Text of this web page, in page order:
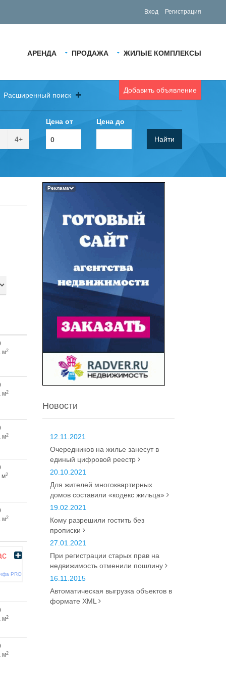
Вход Регистрация
АРЕНДА ПРОДАЖА ЖИЛЫЕ КОМПЛЕКСЫ
Добавить объявление
Расширенный поиск
4+
Цена от Цена до
Найти
м2
м2
м2
м2
м2
PRO
м2
м2
Реклама
Новости
12.11.2021
Очередников на жилье занесут в
единый цифровой реестр
20.10.2021
Для жителей многоквартирных
домов составили «кодекс жильца»
19.02.2021
Кому разрешили гостить без
прописки
27.01.2021
При регистрации старых прав на
недвижимость отменили пошлину
16.11.2015
Автоматическая выгрузка объектов в
формате XML